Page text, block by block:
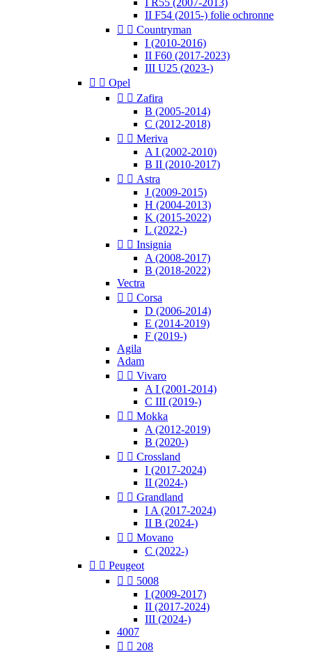
I R55 (2007-2013)
II F54 (2015-) folie ochronne
  Countryman
I (2010-2016)
II F60 (2017-2023)
III U25 (2023-)
  Opel
  Zafira
B (2005-2014)
C (2012-2018)
  Meriva
A I (2002-2010)
B II (2010-2017)
  Astra
J (2009-2015)
H (2004-2013)
K (2015-2022)
L (2022-)
  Insignia
A (2008-2017)
B (2018-2022)
Vectra
  Corsa
D (2006-2014)
E (2014-2019)
F (2019-)
Agila
Adam
  Vivaro
A I (2001-2014)
C III (2019-)
  Mokka
A (2012-2019)
B (2020-)
  Crossland
I (2017-2024)
II (2024-)
  Grandland
I A (2017-2024)
II B (2024-)
  Movano
C (2022-)
  Peugeot
  5008
I (2009-2017)
II (2017-2024)
III (2024-)
4007
  208